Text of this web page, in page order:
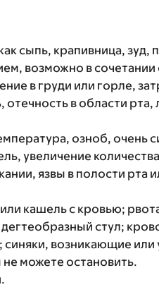
сыпь, крапивница, зуд,
возможно в сочетании
в груди или горле,
в области рта,
озноб, очень
увеличение
язвы в полости рта
кашель с кровью;
стул;
синяки, возникающие
можете остановить.